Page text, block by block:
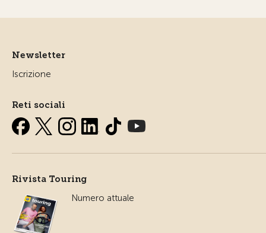
Newsletter
Iscrizione
Reti sociali
Rivista Touring
Numero attuale